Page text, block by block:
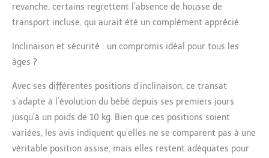
revanche, certains regrettent l’absence de housse de
transport incluse, qui aurait été un complément apprécié.
Inclinaison et sécurité : un compromis idéal pour tous les
âges ?
Avec ses différentes positions d’inclinaison, ce transat
s’adapte à l’évolution du bébé depuis ses premiers jours
jusqu’à un poids de 10 kg. Bien que ces positions soient
variées, les avis indiquent qu’elles ne se comparent pas à une
véritable position assise, mais elles restent adéquates pour